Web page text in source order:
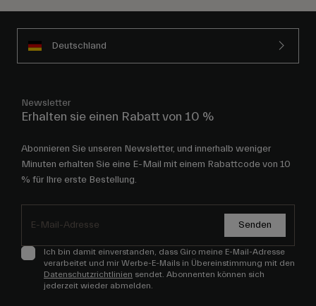
Deutschland
Newsletter
Erhalten sie einen Rabatt von 10 %
Abonnieren Sie unseren Newsletter, und innerhalb weniger
Minuten erhalten Sie eine E-Mail mit einem Rabattcode von 10
% für Ihre erste Bestellung.
Senden
Ich bin damit einverstanden, dass Giro meine E-Mail-Adresse
verarbeitet und mir Werbe-E-Mails in Übereinstimmung mit den
Datenschutzrichtlinien sendet. Abonnenten können sich
jederzeit wieder abmelden.